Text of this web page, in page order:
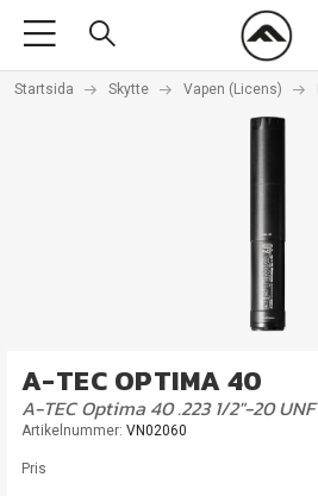
Startsida Skytte Vapen (Licens)
A-TEC OPTIMA 40
A-TEC Optima 40 .223 1/2"-20 UNF
Artikelnummer: VN02060
Pris